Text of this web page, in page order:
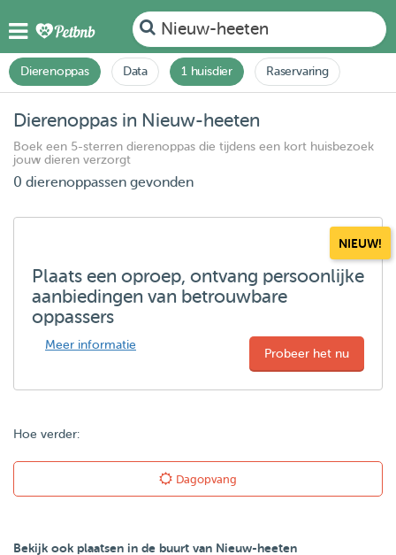
Nieuw-heeten
Dierenoppas Data 1 huisdier Raservaring
Dierenoppas in Nieuw-heeten
Boek een 5-sterren dierenoppas die tijdens een kort huisbezoek
jouw dieren verzorgt
0 dierenoppassen gevonden
NIEUW!
Plaats een oproep, ontvang persoonlijke
aanbiedingen van betrouwbare
oppassers
Meer informatie
Probeer het nu
Hoe verder:
Dagopvang
Bekijk ook plaatsen in de buurt van Nieuw-heeten